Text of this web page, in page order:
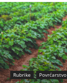
Rubrike Povrćarstvo